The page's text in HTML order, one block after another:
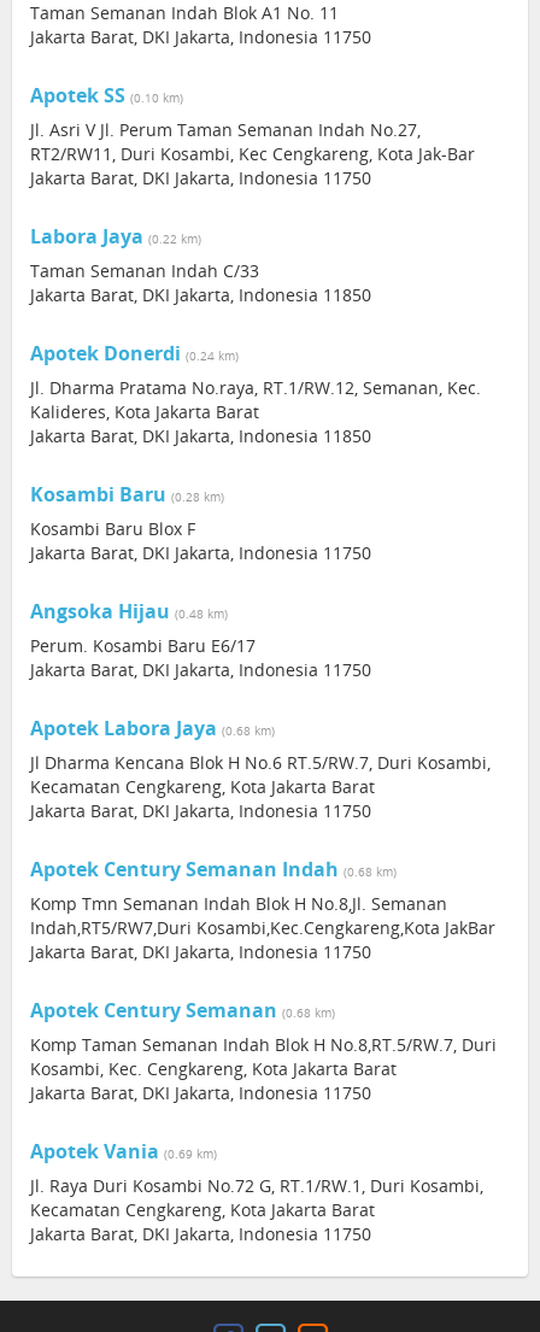
Taman Semanan Indah Blok A1 No. 11
Jakarta Barat, DKI Jakarta, Indonesia 11750
Apotek SS (0.10 km)
Jl. Asri V Jl. Perum Taman Semanan Indah No.27,
RT2/RW11, Duri Kosambi, Kec Cengkareng, Kota Jak-Bar
Jakarta Barat, DKI Jakarta, Indonesia 11750
Labora Jaya (0.22 km)
Taman Semanan Indah C/33
Jakarta Barat, DKI Jakarta, Indonesia 11850
Apotek Donerdi (0.24 km)
Jl. Dharma Pratama No.raya, RT.1/RW.12, Semanan, Kec.
Kalideres, Kota Jakarta Barat
Jakarta Barat, DKI Jakarta, Indonesia 11850
Kosambi Baru (0.28 km)
Kosambi Baru Blox F
Jakarta Barat, DKI Jakarta, Indonesia 11750
Angsoka Hijau (0.48 km)
Perum. Kosambi Baru E6/17
Jakarta Barat, DKI Jakarta, Indonesia 11750
Apotek Labora Jaya (0.68 km)
Jl Dharma Kencana Blok H No.6 RT.5/RW.7, Duri Kosambi,
Kecamatan Cengkareng, Kota Jakarta Barat
Jakarta Barat, DKI Jakarta, Indonesia 11750
Apotek Century Semanan Indah (0.68 km)
Komp Tmn Semanan Indah Blok H No.8,Jl. Semanan
Indah,RT5/RW7,Duri Kosambi,Kec.Cengkareng,Kota JakBar
Jakarta Barat, DKI Jakarta, Indonesia 11750
Apotek Century Semanan (0.68 km)
Komp Taman Semanan Indah Blok H No.8,RT.5/RW.7, Duri
Kosambi, Kec. Cengkareng, Kota Jakarta Barat
Jakarta Barat, DKI Jakarta, Indonesia 11750
Apotek Vania (0.69 km)
Jl. Raya Duri Kosambi No.72 G, RT.1/RW.1, Duri Kosambi,
Kecamatan Cengkareng, Kota Jakarta Barat
Jakarta Barat, DKI Jakarta, Indonesia 11750